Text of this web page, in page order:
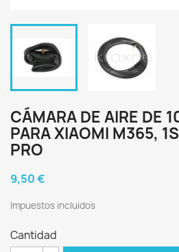
CÁMARA DE AIRE DE
PARA XIAOMI M365,
PRO
9,50 €
Impuestos incluidos
Cantidad